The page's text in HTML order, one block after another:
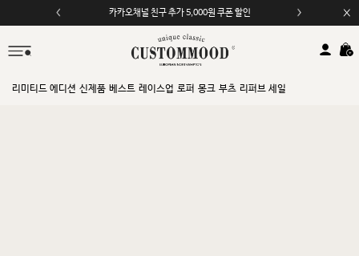
카카오채널 친구 추가 5,000원 쿠폰 할인
모바일 앱 자동 2,000원 할인
리미티드 에디션 신제품 베스트 레이스업 로퍼 몽크 부츠 리퍼브 세일